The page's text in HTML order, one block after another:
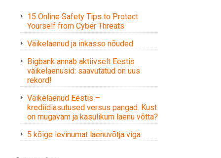
15 Online Safety Tips to Protect
Yourself from Cyber Threats
Väikelaenud ja inkasso nõuded
Bigbank annab aktiivselt Eestis
väikelaenusid: saavutatud on uus
rekord!
Väikelaenud Eestis –
krediidiasutused versus pangad. Kust
on mugavam ja kasulikum laenu võtta?
5 kõige levinumat laenuvõtja viga